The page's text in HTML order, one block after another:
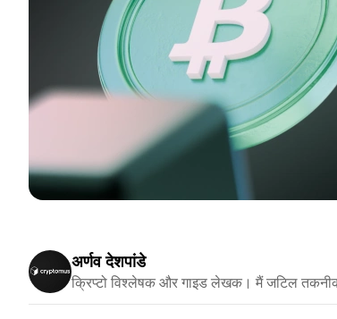
अर्णव देशपांडे
क्रिप्टो विश्लेषक और गाइड लेखक। मैं जटिल